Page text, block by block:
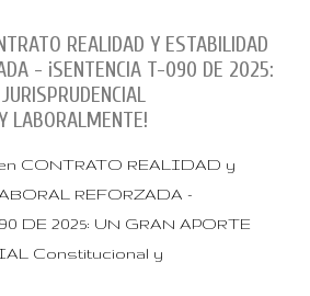
REALIDAD Y ESTABILIDAD
- ¡SENTENCIA T-090 DE 2025:
LABORALMENTE!
CONTRATO REALIDAD y
REFORZADA -
DE 2025: UN GRAN APORTE
Constitucional y